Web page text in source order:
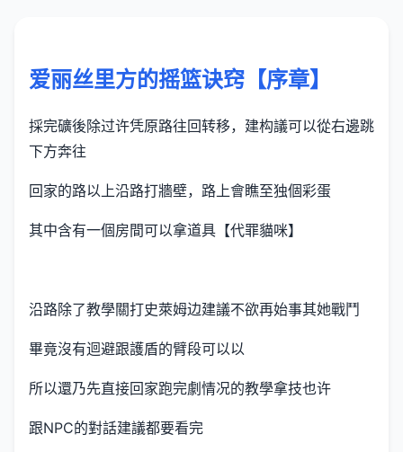
爱丽丝里方的摇篮诀窍【序章】
採完礦後除过许凭原路往回转移，建构議可以從右邊跳
下方奔往
回家的路以上沿路打牆壁，路上會瞧至独個彩蛋
其中含有一個房間可以拿道具【代罪貓咪】
沿路除了教學關打史萊姆边建議不欲再始事其她戰鬥
畢竟沒有迴避跟護盾的臂段可以以
所以還乃先直接回家跑完劇情况的教學拿技也许
跟NPC的對話建議都要看完